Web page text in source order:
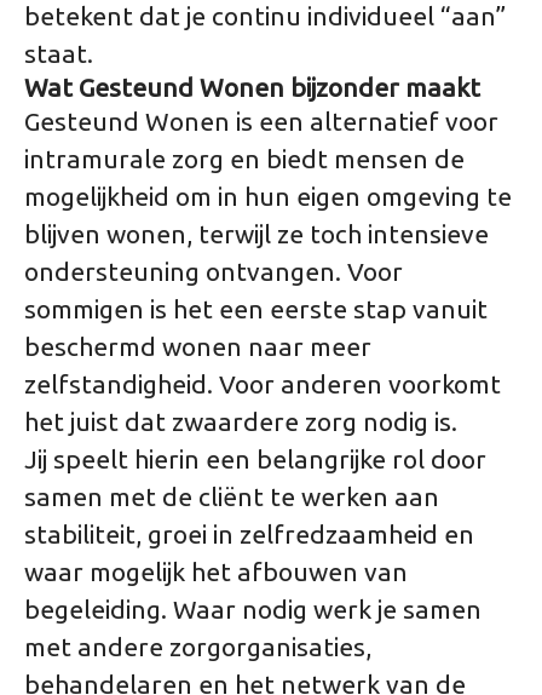
betekent dat je continu individueel “aan”
staat.
Wat Gesteund Wonen bijzonder maakt
Gesteund Wonen is een alternatief voor
intramurale zorg en biedt mensen de
mogelijkheid om in hun eigen omgeving te
blijven wonen, terwijl ze toch intensieve
ondersteuning ontvangen. Voor
sommigen is het een eerste stap vanuit
beschermd wonen naar meer
zelfstandigheid. Voor anderen voorkomt
het juist dat zwaardere zorg nodig is.
Jij speelt hierin een belangrijke rol door
samen met de cliënt te werken aan
stabiliteit, groei in zelfredzaamheid en
waar mogelijk het afbouwen van
begeleiding. Waar nodig werk je samen
met andere zorgorganisaties,
behandelaren en het netwerk van de